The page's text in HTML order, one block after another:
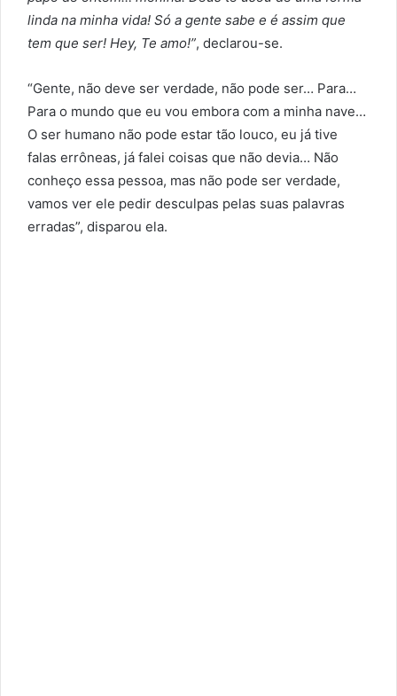
linda na minha vida! Só a gente sabe e é assim que
tem que ser! Hey, Te amo!”, declarou-se.
“Gente, não deve ser verdade, não pode ser… Para…
Para o mundo que eu vou embora com a minha nave…
O ser humano não pode estar tão louco, eu já tive
falas errôneas, já falei coisas que não devia… Não
conheço essa pessoa, mas não pode ser verdade,
vamos ver ele pedir desculpas pelas suas palavras
erradas”, disparou ela.